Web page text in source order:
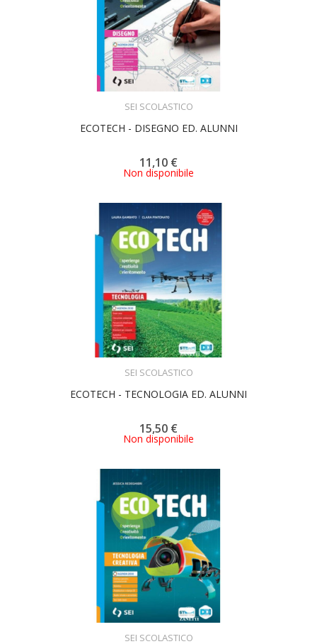
SEI SCOLASTICO
ECOTECH - DISEGNO ED. ALUNNI
11,10 €
Non disponibile
SEI SCOLASTICO
ECOTECH - TECNOLOGIA ED. ALUNNI
15,50 €
Non disponibile
SEI SCOLASTICO